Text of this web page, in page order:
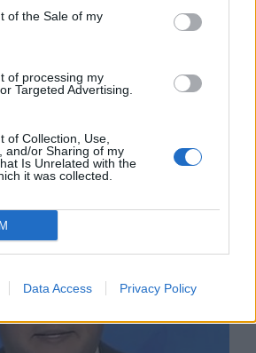
of the Sale of my
of processing my
Targeted Advertising.
of Collection, Use,
and/or Sharing of my
Is Unrelated with the
it was collected.
Data Access Privacy Policy
на стрес постоянно
да не преяждаме?